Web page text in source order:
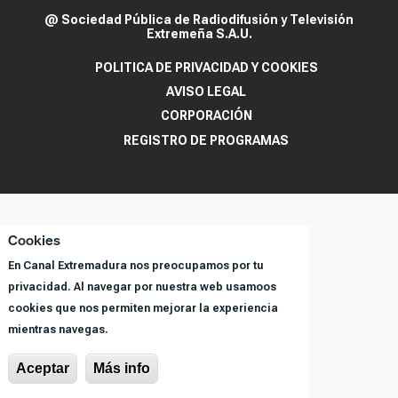
Cookies
En Canal Extremadura nos preocupamos por tu
privacidad. Al navegar por nuestra web usamoos
cookies que nos permiten mejorar la experiencia
mientras navegas.
Aceptar Más info
@ Sociedad Pública de Radiodifusión y Televisión
Extremeña S.A.U.
POLITICA DE PRIVACIDAD Y COOKIES
AVISO LEGAL
CORPORACIÓN
REGISTRO DE PROGRAMAS